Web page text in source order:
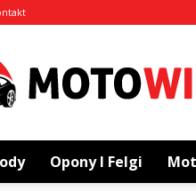
MotoWiesci.pl
Opony I Felgi